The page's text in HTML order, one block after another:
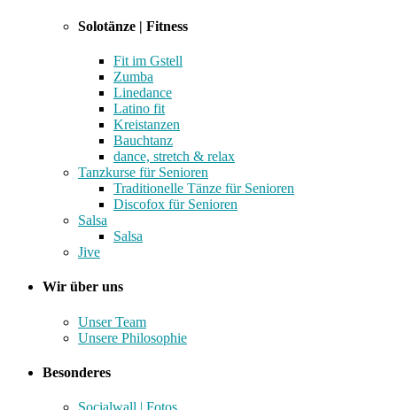
Solotänze | Fitness
Fit im Gstell
Zumba
Linedance
Latino fit
Kreistanzen
Bauchtanz
dance, stretch & relax
Tanzkurse für Senioren
Traditionelle Tänze für Senioren
Discofox für Senioren
Salsa
Salsa
Jive
Wir über uns
Unser Team
Unsere Philosophie
Besonderes